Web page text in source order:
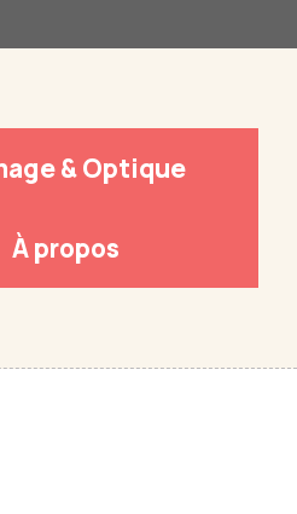
& Optique
À propos